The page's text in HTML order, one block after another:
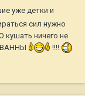
уже детки и
сил нужно
кушать ничего не
ВАННЫ
!!!!